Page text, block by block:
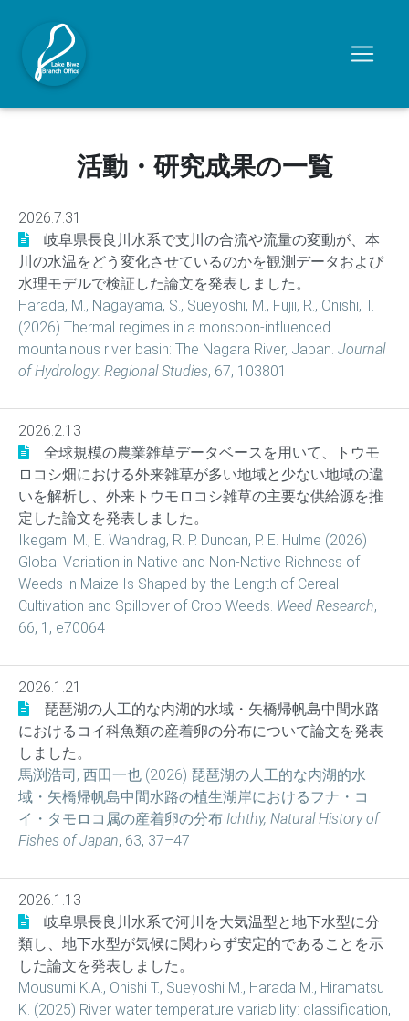
活動・研究成果の一覧
2026.7.31
岐阜県長良川水系で支川の合流や流量の変動が、本
川の水温をどう変化させているのかを観測データおよび
水理モデルで検証した論文を発表しました。
Harada, M., Nagayama, S., Sueyoshi, M., Fujii, R., Onishi, T.
(2026) Thermal regimes in a monsoon-influenced
mountainous river basin: The Nagara River, Japan. Journal
of Hydrology: Regional Studies, 67, 103801
2026.2.13
全球規模の農業雑草データベースを用いて、トウモ
ロコシ畑における外来雑草が多い地域と少ない地域の違
いを解析し、外来トウモロコシ雑草の主要な供給源を推
定した論文を発表しました。
Ikegami M., E. Wandrag, R. P. Duncan, P. E. Hulme (2026)
Global Variation in Native and Non-Native Richness of
Weeds in Maize Is Shaped by the Length of Cereal
Cultivation and Spillover of Crop Weeds. Weed Research,
66, 1, e70064
2026.1.21
琵琶湖の人工的な内湖的水域・矢橋帰帆島中間水路
におけるコイ科魚類の産着卵の分布について論文を発表
しました。
馬渕浩司, 西田一也 (2026) 琵琶湖の人工的な内湖的水
域・矢橋帰帆島中間水路の植生湖岸におけるフナ・コ
イ・タモロコ属の産着卵の分布 Ichthy, Natural History of
Fishes of Japan, 63, 37–47
2026.1.13
岐阜県長良川水系で河川を大気温型と地下水型に分
類し、地下水型が気候に関わらず安定的であることを示
した論文を発表しました。
Mousumi K.A., Onishi T., Sueyoshi M., Harada M., Hiramatsu
K. (2025) River water temperature variability: classification,